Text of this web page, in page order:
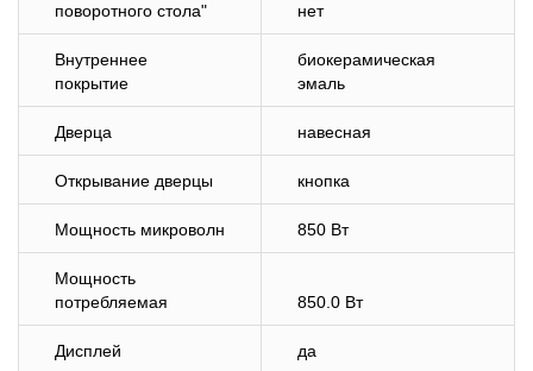
поворотного стола"
нет
Внутреннее
покрытие
биокерамическая
эмаль
Дверца навесная
Открывание дверцы кнопка
Мощность микроволн 850 Вт
Мощность
потребляемая
850.0 Вт
Дисплей да